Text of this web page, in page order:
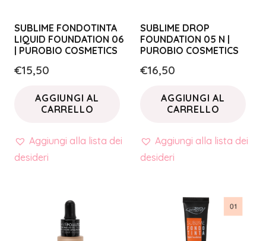
SUBLIME FONDOTINTA
LIQUID FOUNDATION 06
| PUROBIO COSMETICS
€15,50
AGGIUNGI AL
CARRELLO
Aggiungi alla lista dei
desideri
SUBLIME DROP
FOUNDATION 05 N |
PUROBIO COSMETICS
€16,50
AGGIUNGI AL
CARRELLO
Aggiungi alla lista dei
desideri